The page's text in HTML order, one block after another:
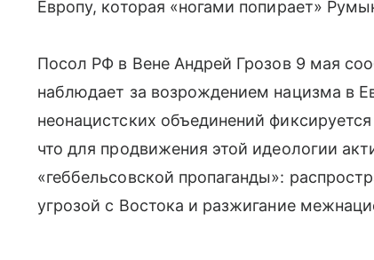
Европу, которая «ногами попирает»
Посол РФ в Вене Андрей Грозов 9 мая
наблюдает за возрождением нацизма в
неонацистских объединений
что для продвижения этой идеологии
«геббельсовской пропаганды»:
угрозой с Востока и разжигание